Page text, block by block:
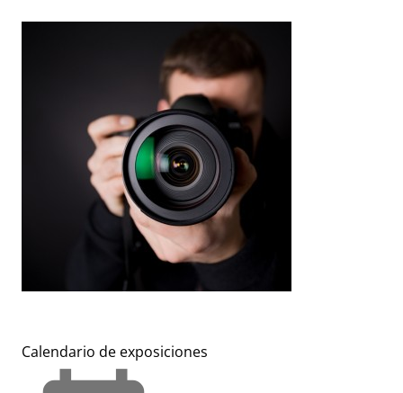
Calendario de exposiciones